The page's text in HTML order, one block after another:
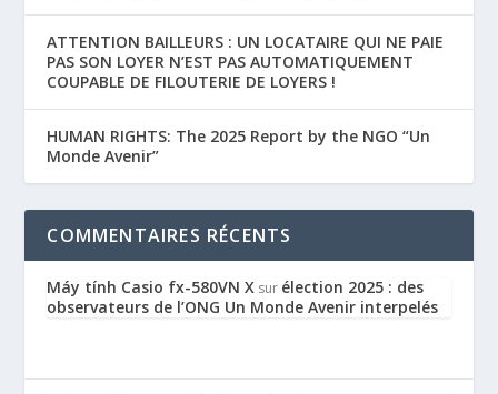
ATTENTION BAILLEURS : UN LOCATAIRE QUI NE PAIE
PAS SON LOYER N’EST PAS AUTOMATIQUEMENT
COUPABLE DE FILOUTERIE DE LOYERS !
HUMAN RIGHTS: The 2025 Report by the NGO “Un
Monde Avenir”
COMMENTAIRES RÉCENTS
Máy tính Casio fx-580VN X sur élection 2025 : des
observateurs de l’ONG Un Monde Avenir interpelés